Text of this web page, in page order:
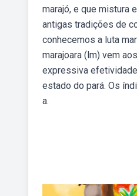
marajó, e que mistura
antigas tradições de
conhecemos a luta
marajoara (lm) vem
expressiva
estado do pará. Os
a.